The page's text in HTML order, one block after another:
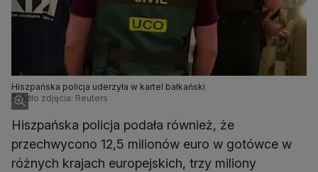
Hiszpańska policja uderzyła w kartel bałkański
Źródło zdjęcia: Reuters
Hiszpańska policja podała również, że
przechwycono 12,5 milionów euro w gotówce w
różnych krajach europejskich, trzy miliony